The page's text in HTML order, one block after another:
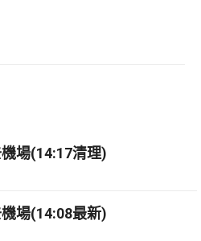
場(14:17清理)
場(14:08最新)